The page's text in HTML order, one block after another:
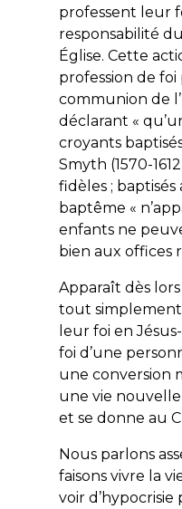
professent leur
responsabilité
Église. Cette
profession de
communion de
déclarant «
croyants
Smyth (1570-
fidèles ;
baptême «
enfants ne
bien aux offices
Apparaît dès
tout simplement
leur foi en
foi d’une
une conversion
une vie
et se donne au
Nous parlons
faisons vivre la
voir